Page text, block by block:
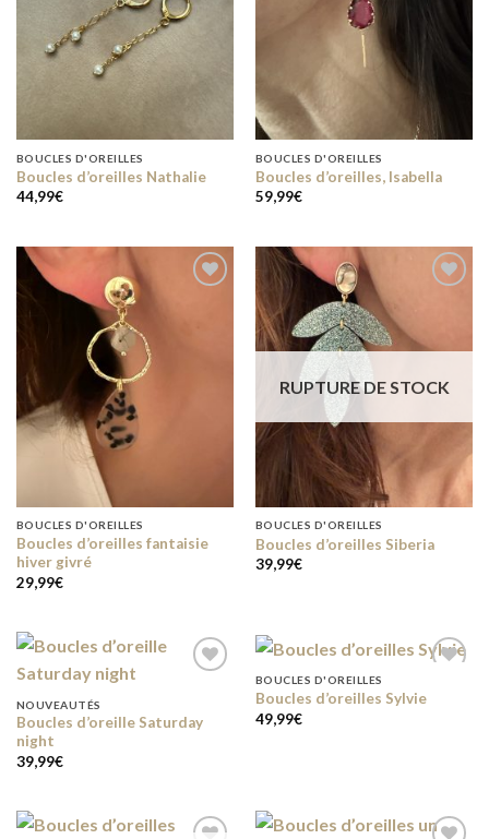
BOUCLES D'OREILLES
Boucles d’oreilles Nathalie
44,99€
BOUCLES D'OREILLES
Boucles d’oreilles, Isabella
59,99€
BOUCLES D'OREILLES
Boucles d’oreilles fantaisie
hiver givré
29,99€
wishlist
RUPTURE DE STOCK
BOUCLES D'OREILLES
Boucles d’oreilles Siberia
39,99€
Add to
NOUVEAUTÉS
Boucles d’oreille Saturday
night
39,99€
BOUCLES D'OREILLES
Boucles d’oreilles Sylvie
49,99€